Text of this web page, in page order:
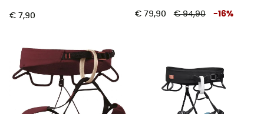
€ 7,90 € 79,90 € 94,90 -16%